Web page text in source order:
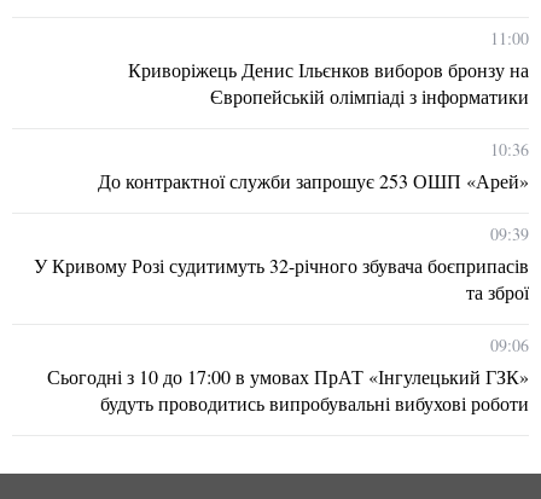
11:00
Криворіжець Денис Ільєнков виборов бронзу на
Європейській олімпіаді з інформатики
10:36
До контрактної служби запрошує 253 ОШП «Арей»
09:39
У Кривому Розі судитимуть 32-річного збувача боєприпасів
та зброї
09:06
Сьогодні з 10 до 17:00 в умовах ПрАТ «Інгулецький ГЗК»
будуть проводитись випробувальні вибухові роботи